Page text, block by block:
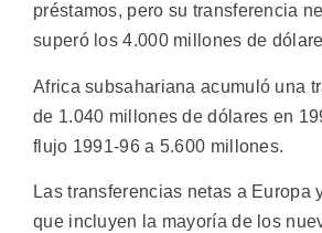
préstamos, pero su transferencia
superó los 4.000 millones de
Africa subsahariana acumuló una
de 1.040 millones de dólares en
flujo 1991-96 a 5.600 millones.
Las transferencias netas a Europa
que incluyen la mayoría de los